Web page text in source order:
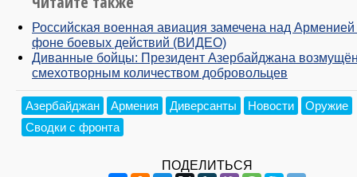
Российская военная авиация замечена над
фоне боевых действий (ВИДЕО)
Диванные бойцы: Президент Азербайджана
смехотворным количеством добровольцев
Азербайджан Армения Диверсанты Новости
Оружие
Сводки с фронта
ПОДЕЛИТЬСЯ